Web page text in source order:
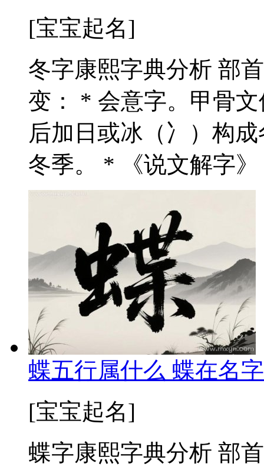
[宝宝起名]
冬字康熙字典分析 部
变： * 会意字。甲骨
后加日或冰（冫）构
冬季。 * 《说文解字
蝶五行属什么 蝶在名
[宝宝起名]
蝶字康熙字典分析 部